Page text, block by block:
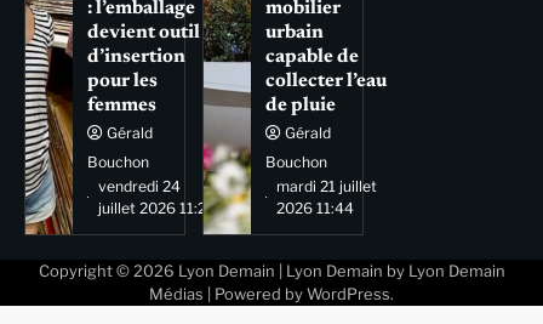
: l’emballage
devient outil
d’insertion
pour les
femmes
Gérald
Bouchon
vendredi 24
juillet 2026 11:29
mobilier
urbain
capable de
collecter l’eau
de pluie
Gérald
Bouchon
mardi 21 juillet
2026 11:44
Copyright © 2026 Lyon Demain | Lyon Demain by Lyon Demain
Médias | Powered by WordPress.